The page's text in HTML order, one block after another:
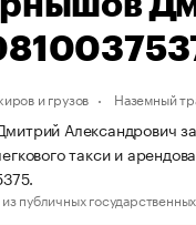
и грузов Наземный
Александрович
такси и
публичных